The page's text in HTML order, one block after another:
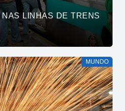
LINHAS DE TRENS
MUNDO